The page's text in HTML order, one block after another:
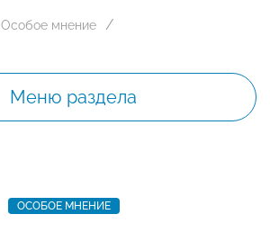
Особое мнение
Меню раздела
ОСОБОЕ МНЕНИЕ